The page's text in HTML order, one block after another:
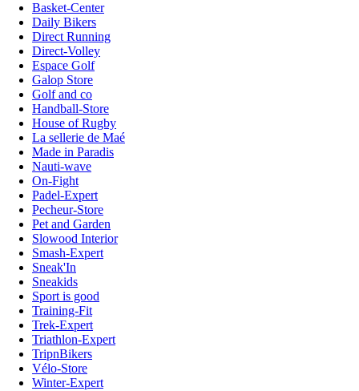
Basket-Center
Daily Bikers
Direct Running
Direct-Volley
Espace Golf
Galop Store
Golf and co
Handball-Store
House of Rugby
La sellerie de Maé
Made in Paradis
Nauti-wave
On-Fight
Padel-Expert
Pecheur-Store
Pet and Garden
Slowood Interior
Smash-Expert
Sneak'In
Sneakids
Sport is good
Training-Fit
Trek-Expert
Triathlon-Expert
TripnBikers
Vélo-Store
Winter-Expert